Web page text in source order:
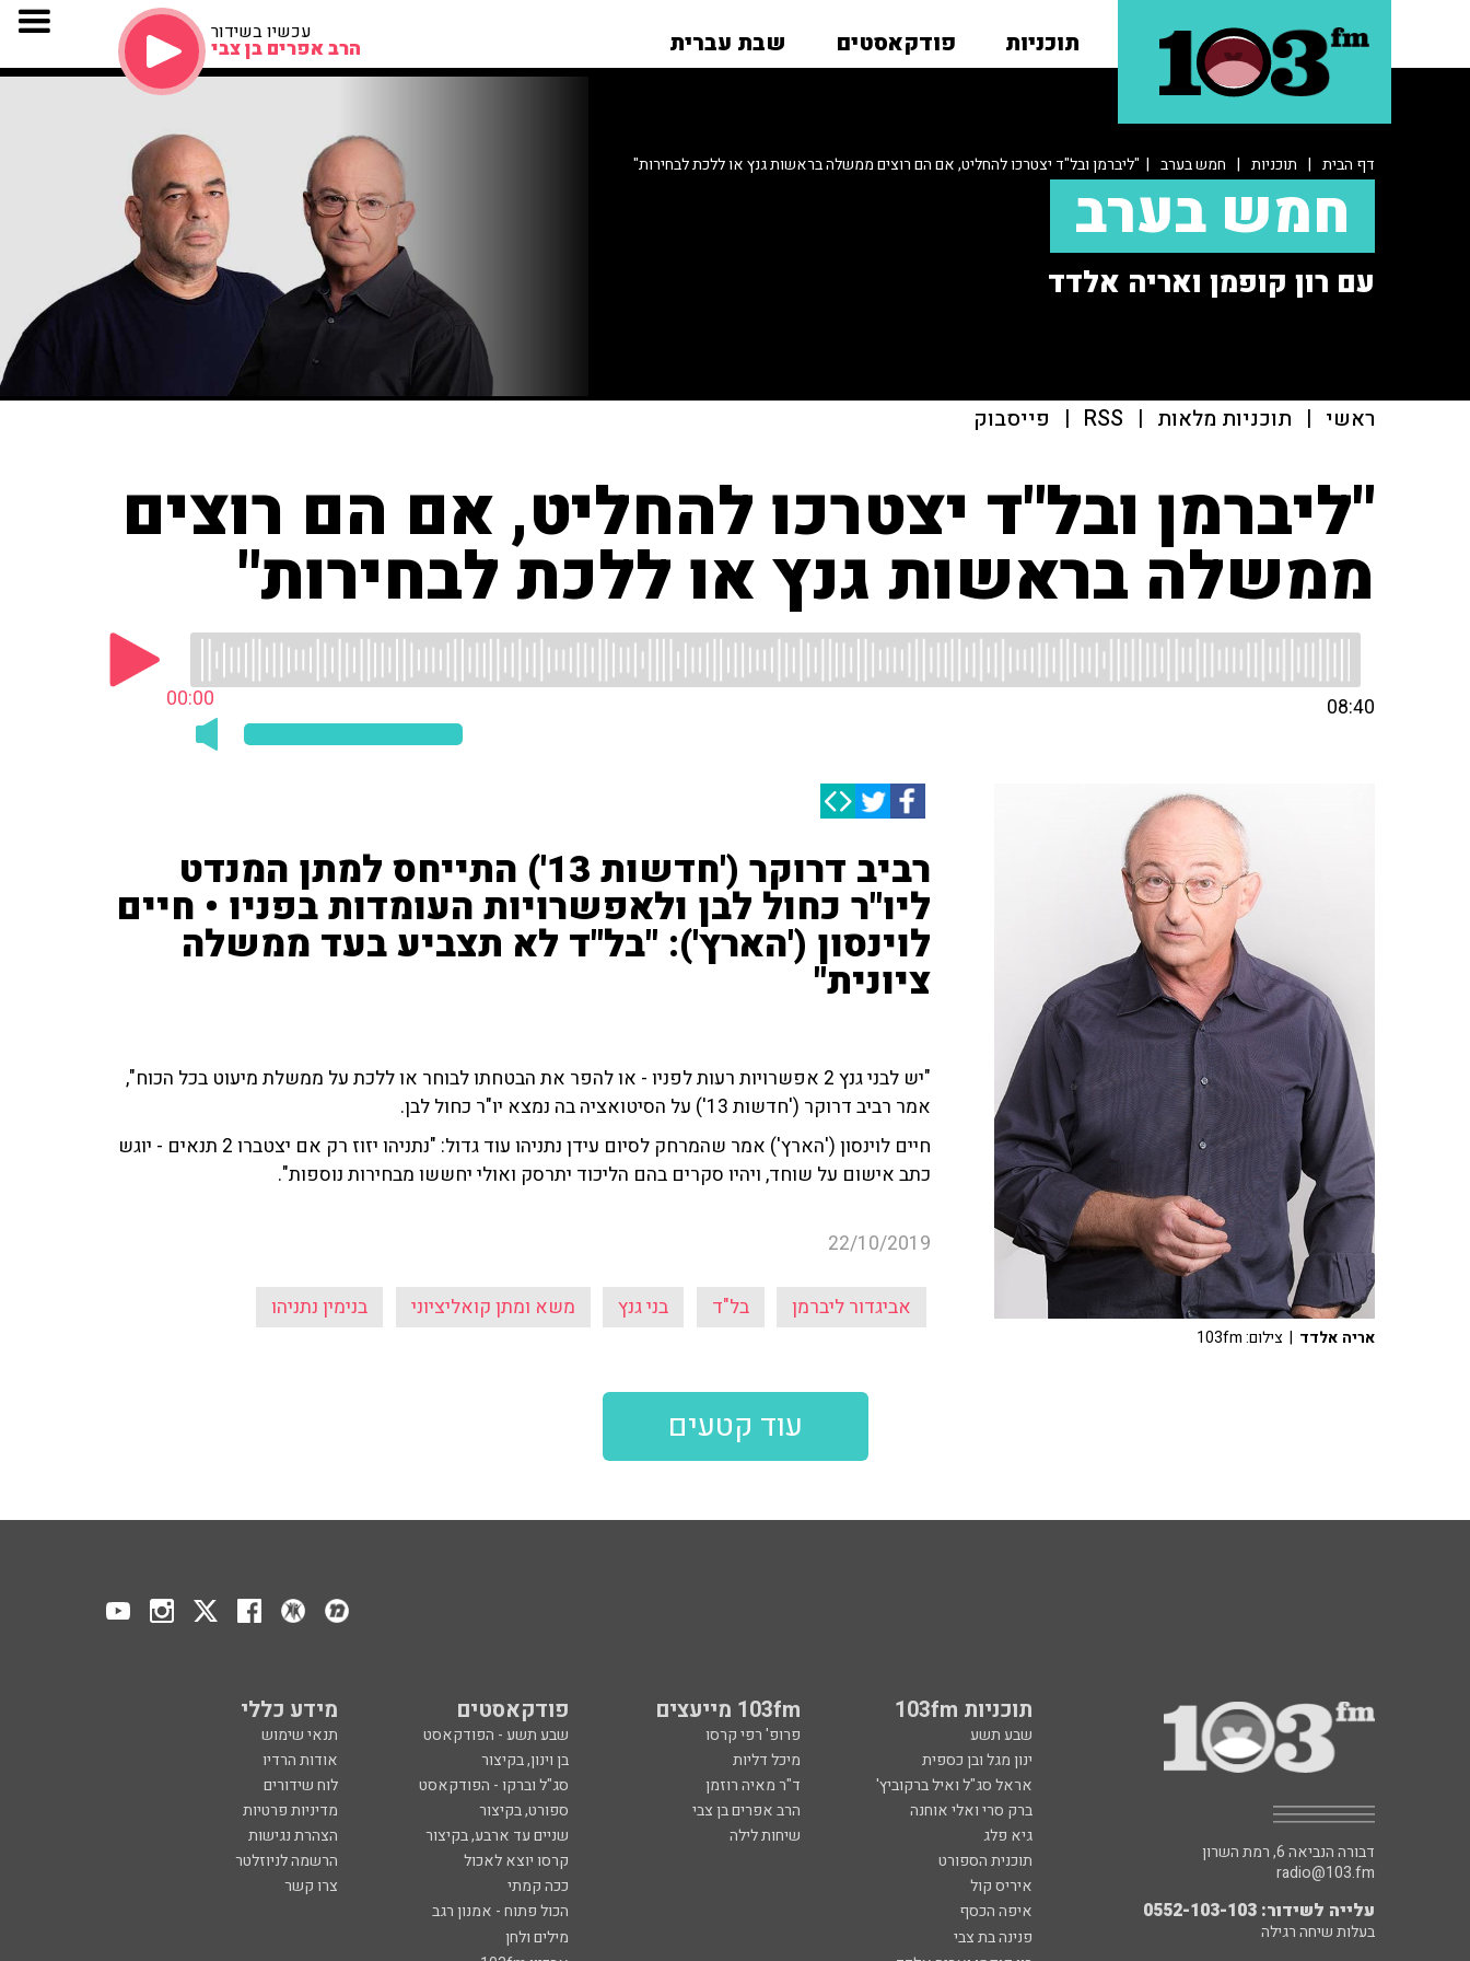
תוכניות פודקאסטים שבת עברית עכשיו בשידור
הרב אפרים בן צבי
דף הבית | תוכניות | חמש בערב | "ליברמן ובל"ד יצטרכו להחליט, אם הם רוצים ממשלה בראשות גנץ או ללכת לבחירות"
חמש בערב
עם רון קופמן ואריה אלדד
ראשי | תוכניות מלאות |
RSS
| פייסבוק
"ליברמן ובל"ד יצטרכו להחליט, אם הם רוצים
ממשלה בראשות גנץ או ללכת לבחירות"
00:00 08:40
רביב דרוקר ('חדשות 13') התייחס למתן המנדט
ליו"ר כחול לבן ולאפשרויות העומדות בפניו • חיים
לוינסון ('הארץ'): "בל"ד לא תצביע בעד ממשלה
ציונית"
"יש לבני גנץ 2 אפשרויות רעות לפניו - או להפר את הבטחתו לבוחר או ללכת על ממשלת מיעוט בכל הכוח",
אמר רביב דרוקר ('חדשות 13') על הסיטואציה בה נמצא יו"ר כחול לבן.
חיים לוינסון ('הארץ') אמר שהמרחק לסיום עידן נתניהו עוד גדול: "
נתניהו יזוז רק אם יצטברו 2 תנאים - יוגש
כתב אישום על שוחד, ויהיו סקרים בהם הליכוד יתרסק ואולי יחששו מבחירות נוספות".
22/10/2019
אביגדור ליברמן בל"ד בני גנץ משא ומתן קואליציוני בנימין נתניהו
אריה אלדד | צילום: 103fm
עוד קטעים
תוכניות 103fm 103fm מייעצים פודקאסטים מידע כללי
שבע תשע פרופ' רפי קרסו שבע תשע - הפודקאסט
תנאי שימוש
ינון מגל ובן כספית
מיכל דליות בן וינון, בקיצור
אודות הרדיו
אראל סג"ל ואיל ברקוביץ'
ד"ר מאיה רוזמן סג"ל וברקו - הפודקאסט
לוח שידורים
ברק סרי ואלי אוחנה
הרב אפרים בן צבי ספורט, בקיצור
מדיניות פרטיות
גיא פלג
שיחות לילה שניים עד ארבע, בקיצור
הצהרת נגישות
תוכנית הספורט
קרסו יוצא לאכול
הרשמה לניוזלטר
איריס קול
ככה קמתי
צרו קשר
איפה הכסף
הכול פתוח - אמנון רגב
פנינה בת צבי
מילים ולחן
דבורה הנביאה 6, רמת השרון
radio@103.fm
עלייה לשידור: 0552-103-103
בעלות שיחה רגילה